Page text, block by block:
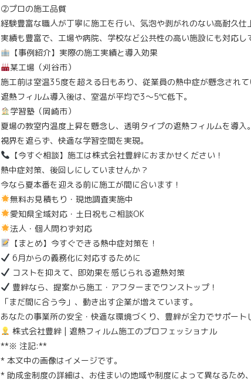
②プロの施工品質
経験豊富な職人が丁寧に施工を行い、気泡や剥がれのない高耐久仕
実績も豊富で、工場や病院、学校など公共性の高い施設にも対応し
【事例紹介】実際の施工実績と導入効果
某工場（刈谷市）
施工前は室温35度を超える日もあり、従業員の熱中症が懸念されて
遮熱フィルム導入後は、室温が平均で3〜5℃低下。
学習塾（岡崎市）
夏場の教室内温度上昇を懸念し、透明タイプの遮熱フィルムを導入。
視界を遮らず、快適な学習空間を実現。
【今すぐ相談】施工は株式会社豊絆におまかせください！
熱中症対策、後回しにしていませんか？
今なら夏本番を迎える前に施工が間に合います！
無料お見積もり・現地調査実施中
愛知県全域対応・土日祝もご相談OK
法人・個人問わず対応
【まとめ】今すぐできる熱中症対策を！
6月からの義務化に対応するために
コストを抑えて、即効果を感じられる遮熱対策
豊絆なら、提案から施工・アフターまでワンストップ！
「まだ間に合う今」、動き出す企業が増えています。
あなたの事業所の安全・快適な環境づくり、豊絆が全力でサポート
株式会社豊絆 | 遮熱フィルム施工のプロフェッショナル
**※ 注記:**
* 本文中の画像はイメージです。
* 助成金制度の詳細は、お住まいの地域や制度によって異なるため